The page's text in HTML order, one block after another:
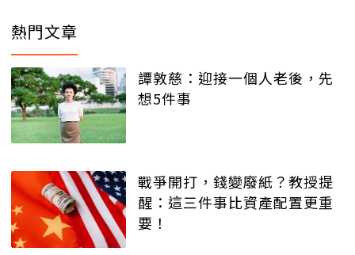
熱門文章
譚敦慈：迎接一個人老後，先
想5件事
戰爭開打，錢變廢紙？教授提
醒：這三件事比資產配置更重
要！